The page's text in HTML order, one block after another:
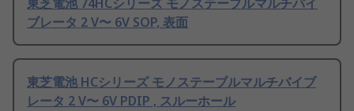
東芝電池 74HCシリーズ モノステーブルマルチバイ
ブレータ 2 V〜 6V SOP, 表面
東芝電池 HCシリーズ モノステーブルマルチバイブ
レータ 2 V〜 6V PDIP , スルーホール